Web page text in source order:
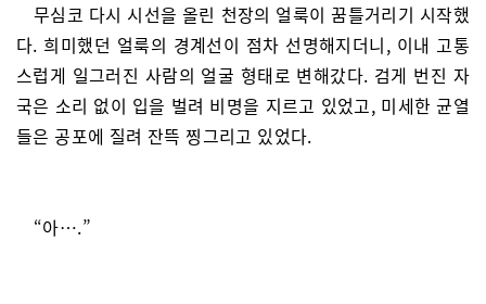
무심코 다시 시선을 올린 천장의 얼룩이 꿈틀거리기 시작했
다. 희미했던 얼룩의 경계선이 점차 선명해지더니, 이내 고통
스럽게 일그러진 사람의 얼굴 형태로 변해갔다. 검게 번진 자
국은 소리 없이 입을 벌려 비명을 지르고 있었고, 미세한 균열
들은 공포에 질려 잔뜩 찡그리고 있었다.
“아….”